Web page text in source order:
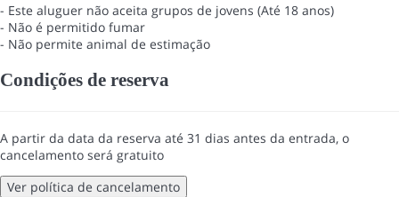
- Este aluguer não aceita grupos de jovens (Até 18 anos)
- Não é permitido fumar
- Não permite animal de estimação
Condições de reserva
A partir da data da reserva até 31 dias antes da entrada, o
cancelamento será gratuito
Ver política de cancelamento